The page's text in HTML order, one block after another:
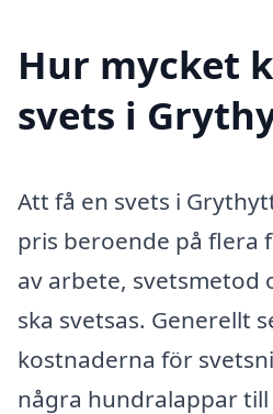
Hur mycket
svets i
Att få en svets i
pris beroende på flera
av arbete, svetsmetod
ska svetsas. Generellt
kostnaderna för
några hundralappar